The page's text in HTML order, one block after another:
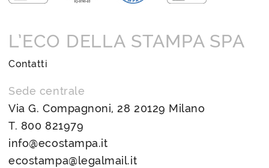
L’ECO DELLA STAMPA SPA
Contatti
Sede centrale
Via G. Compagnoni, 28 20129 Milano
T. 800 821979
info@ecostampa.it
ecostampa@legalmail.it